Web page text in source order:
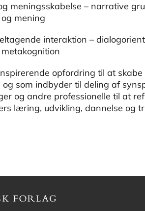
meningsskabelse – narrative
mening
interaktion –
opfordring til at
og som indbyder til deling af
og andre professionelle til at
læring, udvikling, dannelse og